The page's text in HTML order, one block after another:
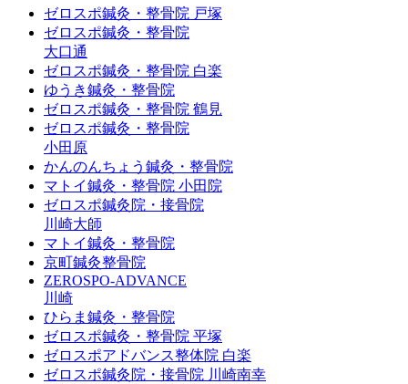
ゼロスポ鍼灸・整骨院 戸塚
ゼロスポ鍼灸・整骨院
大口通
ゼロスポ鍼灸・整骨院 白楽
ゆうき鍼灸・整骨院
ゼロスポ鍼灸・整骨院 鶴見
ゼロスポ鍼灸・整骨院
小田原
かんのんちょう鍼灸・整骨院
マトイ鍼灸・整骨院 小田院
ゼロスポ鍼灸院・接骨院
川崎大師
マトイ鍼灸・整骨院
京町鍼灸整骨院
ZEROSPO-ADVANCE
川崎
ひらま鍼灸・整骨院
ゼロスポ鍼灸・整骨院 平塚
ゼロスポアドバンス整体院 白楽
ゼロスポ鍼灸院・接骨院 川崎南幸